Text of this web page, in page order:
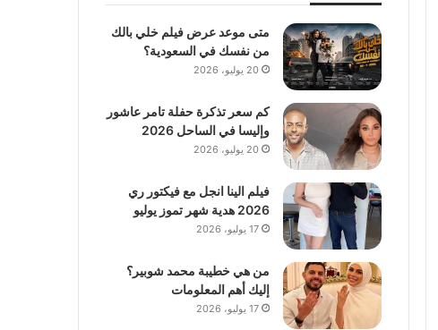
متى موعد عرض فيلم خلي بالك
من نفسك في السعودية؟
20 يوليو، 2026
كم سعر تذكرة حفلة تامر عاشور
وإليسا في الساحل 2026
20 يوليو، 2026
فيلم الينا انجل مع فيكتور ري
2026 هدية شهر تموز يوليو
17 يوليو، 2026
من هي خطيبة محمد شوبير؟
إليك أهم المعلومات
17 يوليو، 2026